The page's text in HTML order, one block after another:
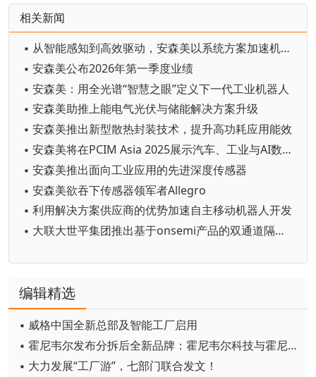
相关新闻
▪ 从智能感知到高效驱动，安森美以系统方案加速机器人落地
▪ 安森美公布2026年第一季度业绩
▪ 安森美：用全光谱“智慧之眼”定义下一代工业机器人
▪ 安森美助推上能电气光伏与储能解决方案升级
▪ 安森美推出新型散热封装技术，提升高功耗应用能效
▪ 安森美将在PCIM Asia 2025展示汽车、工业与AI数据中心前沿电源创新技术
▪ 安森美推出面向工业应用的先进深度传感器
▪ 安森美欲吞下传感器领军者Allegro
▪ 利用解决方案供应商的优势加速自主移动机器人开发
▪ 大联大世平集团推出基于onsemi产品的双通道隔离驱动IC评估板方案
编辑精选
▪ 威格中国全新总部及智能工厂启用
▪ 霍尼韦尔发布分拆后全新品牌：霍尼韦尔科技与霍尼韦尔航空航天
▪ 大力发展“工厂游”，七部门联合发文！